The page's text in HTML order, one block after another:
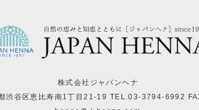
株式会社ジャパンヘナ
渋谷区恵比寿南1丁目21-19 TEL.03-3794-6992